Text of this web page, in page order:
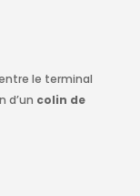
le terminal
d’un colin de